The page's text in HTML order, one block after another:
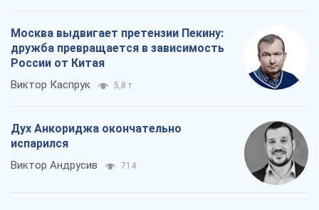
Москва выдвигает претензии Пекину:
дружба превращается в зависимость
России от Китая
Виктор Каспрук 5,8 т.
Дух Анкориджа окончательно
испарился
Виктор Андрусив 714